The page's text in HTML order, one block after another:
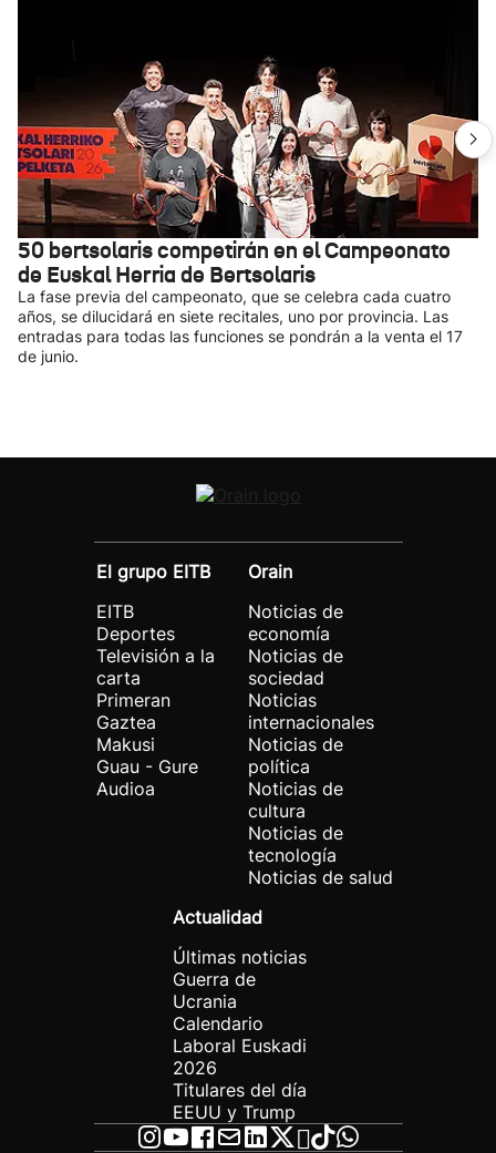
50 bertsolaris competirán en el Campeonato
de Euskal Herria de Bertsolaris
La fase previa del campeonato, que se celebra cada cuatro
años, se dilucidará en siete recitales, uno por provincia. Las
entradas para todas las funciones se pondrán a la venta el 17
de junio.
El grupo EITB
EITB
Deportes
Televisión a la
carta
Primeran
Gaztea
Makusi
Guau - Gure
Audioa
Orain
Noticias de
economía
Noticias de
sociedad
Noticias
internacionales
Noticias de
política
Noticias de
cultura
Noticias de
tecnología
Noticias de salud
Actualidad
Últimas noticias
Guerra de
Ucrania
Calendario
Laboral Euskadi
2026
Titulares del día
EEUU y Trump